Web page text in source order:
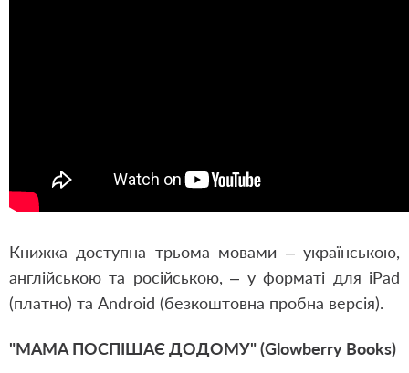
Книжка доступна трьома мовами – українською,
англійською та російською, – у форматі для iPad
(платно) та Android (безкоштовна пробна версія).
"МАМА ПОСПІШАЄ ДОДОМУ" (Glowberry Books)